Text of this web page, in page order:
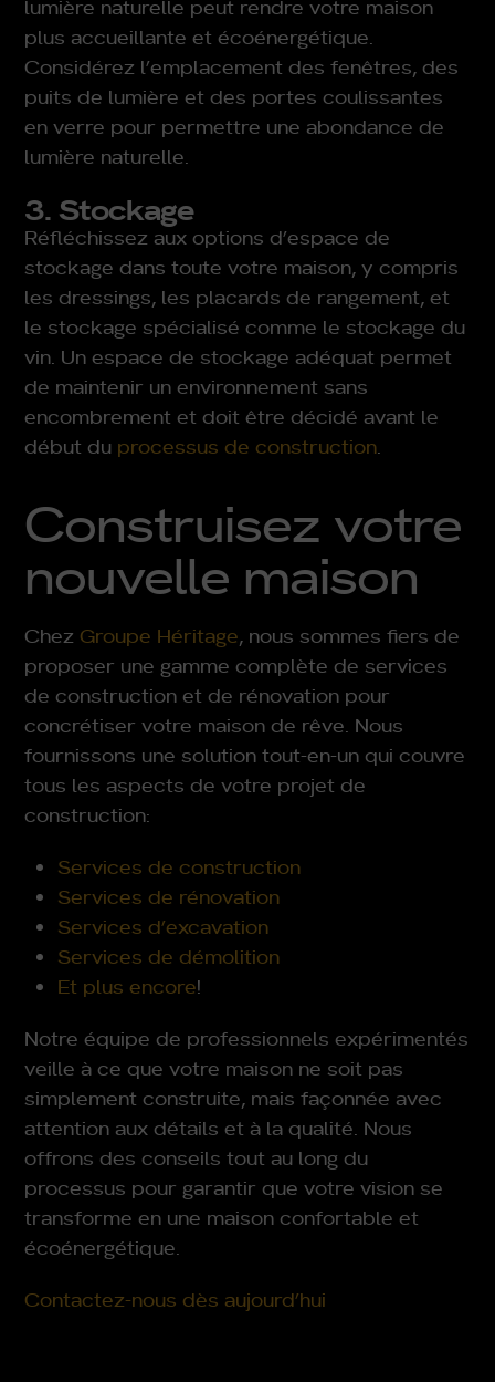
lumière naturelle peut rendre votre maison
plus accueillante et écoénergétique.
Considérez l’emplacement des fenêtres, des
puits de lumière et des portes coulissantes
en verre pour permettre une abondance de
lumière naturelle.
3. Stockage
Réfléchissez aux options d’espace de
stockage dans toute votre maison, y compris
les dressings, les placards de rangement, et
le stockage spécialisé comme le stockage du
vin. Un espace de stockage adéquat permet
de maintenir un environnement sans
encombrement et doit être décidé avant le
début du processus de construction.
Construisez votre
nouvelle maison
Chez Groupe Héritage, nous sommes fiers de
proposer une gamme complète de services
de construction et de rénovation pour
concrétiser votre maison de rêve. Nous
fournissons une solution tout-en-un qui couvre
tous les aspects de votre projet de
construction:
Services de construction
Services de rénovation
Services d’excavation
Services de démolition
Et plus encore!
Notre équipe de professionnels expérimentés
veille à ce que votre maison ne soit pas
simplement construite, mais façonnée avec
attention aux détails et à la qualité. Nous
offrons des conseils tout au long du
processus pour garantir que votre vision se
transforme en une maison confortable et
écoénergétique.
Contactez-nous dès aujourd’hui